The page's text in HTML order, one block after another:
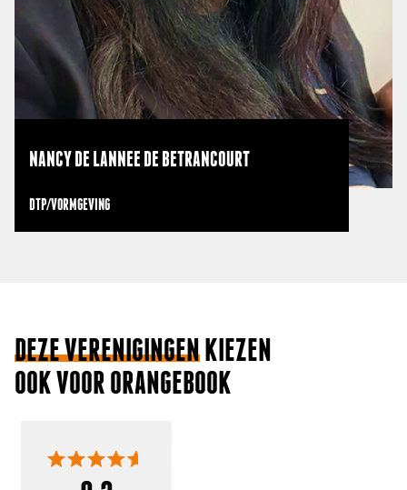
NANCY DE LANNEE DE BETRANCOURT
DTP/VORMGEVING
DEZE VERENIGINGEN KIEZEN
OOK VOOR ORANGEBOOK